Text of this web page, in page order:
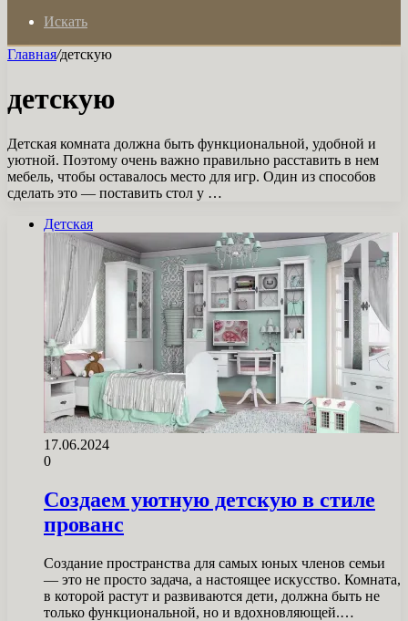
Искать
Главная/детскую
детскую
Детская комната должна быть функциональной, удобной и
уютной. Поэтому очень важно правильно расставить в нем
мебель, чтобы оставалось место для игр. Один из способов
сделать это — поставить стол у …
Детская
17.06.2024
0
Создаем уютную детскую в стиле
прованс
Создание пространства для самых юных членов семьи
— это не просто задача, а настоящее искусство. Комната,
в которой растут и развиваются дети, должна быть не
только функциональной, но и вдохновляющей.…